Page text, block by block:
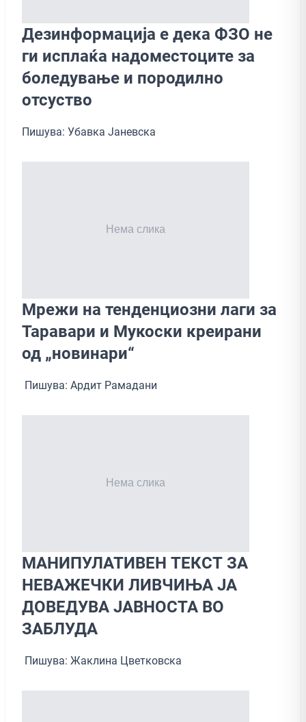
Дезинформација е дека ФЗО не
ги исплаќа надоместоците за
боледување и породилно
отсуство
Пишува: Убавка Јаневска
Мрежи на тенденциозни лаги за
Таравари и Мукоски креирани
од „новинари“
Пишува: Ардит Рамадани
МАНИПУЛАТИВЕН ТЕКСТ ЗА
НЕВАЖЕЧКИ ЛИВЧИЊА ЈА
ДОВЕДУВА ЈАВНОСТА ВО
ЗАБЛУДА
Пишува: Жаклина Цветковска